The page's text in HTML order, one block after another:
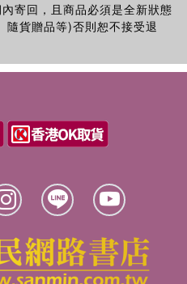
寄回，且商品必須是全新狀態
隨貨贈品等)否則恕不接受退